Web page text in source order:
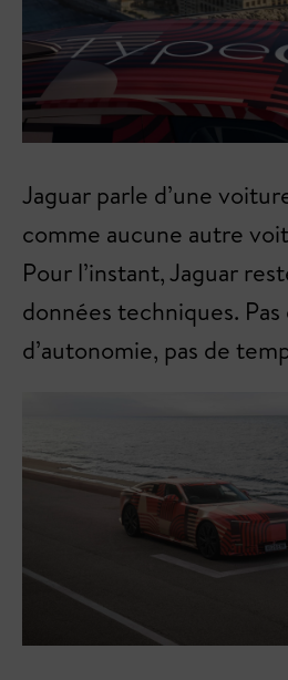
Jaguar parle d’une
comme aucune autre
Pour l’instant, Jaguar
données techniques. Pas
d’autonomie, pas de